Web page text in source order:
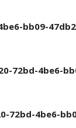
bb09-
72bd-4be6-
72bd-4be6-